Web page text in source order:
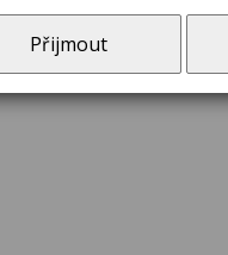
Přijmout